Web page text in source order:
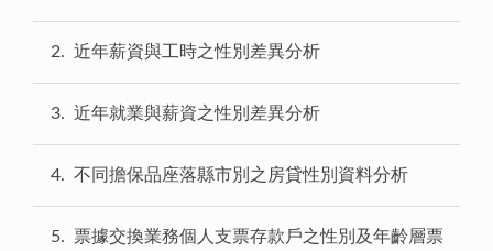
2 近年薪資與工時之性別差異分析
3 近年就業與薪資之性別差異分析
4 不同擔保品座落縣市別之房貸性別資料分析
5
票據交換業務個人支票存款戶之性別及年齡層票